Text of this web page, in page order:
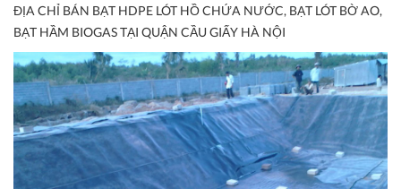
ĐỊA CHỈ BÁN BẠT HDPE LÓT HỒ CHỨA NƯỚC, BẠT LÓT BỜ AO,
BẠT HẦM BIOGAS TẠI QUẬN CẦU GIẤY HÀ NỘI